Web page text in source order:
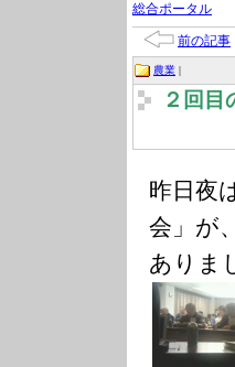
総合ポータル
前の記事
農業 |
２回目
昨日夜
会」が
ありま